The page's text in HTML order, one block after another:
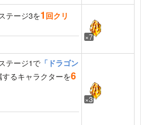
テージ3を1 回クリ
×7
テージ1で 「ドラゴン
るキャラクターを6
×3